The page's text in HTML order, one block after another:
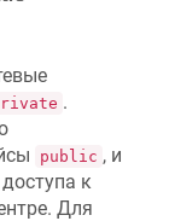
.
public , и
к
Для